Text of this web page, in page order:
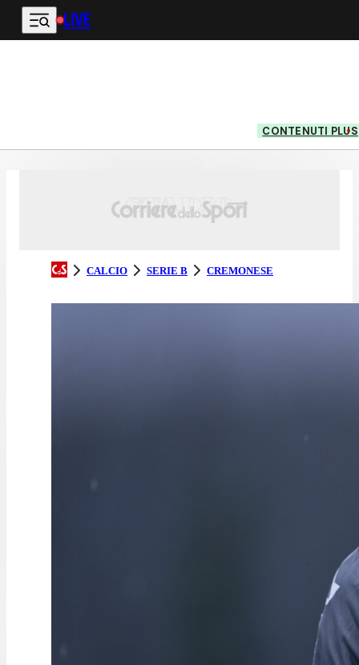
Vai al contenuto principale
LIVE
CONTENUTI PLUS
CALCIO SERIE B CREMONESE